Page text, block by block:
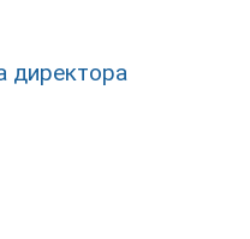
директора